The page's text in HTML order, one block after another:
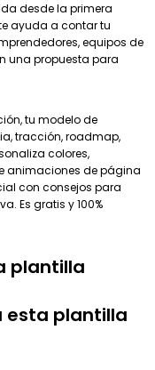
desde la primera
ayuda a contar tu
equipos de
una propuesta para
tu modelo de
tracción, roadmap,
colores,
animaciones de página
con consejos para
Es gratis y 100%
plantilla
esta plantilla